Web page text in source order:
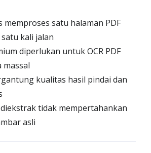
memproses satu halaman PDF
kali jalan
diperlukan untuk OCR PDF
massal
kualitas hasil pindai dan
tidak mempertahankan
asli